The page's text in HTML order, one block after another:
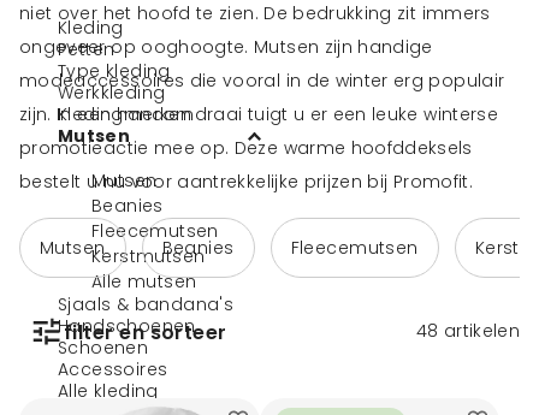
Kleding
Petten
Type kleding
Werkkleding
Kledingmerken
Mutsen
Mutsen
Beanies
Fleecemutsen
Kerstmutsen
Alle mutsen
Sjaals & bandana's
Handschoenen
Schoenen
Accessoires
Alle kleding
niet over het hoofd te zien. De bedrukking zit immers
ongeveer op ooghoogte. Mutsen zijn handige
modeaccessoires die vooral in de winter erg populair
zijn. In een handomdraai tuigt u er een leuke winterse
promotieactie mee op. Deze warme hoofddeksels
bestelt u nu voor aantrekkelijke prijzen bij Promofit.
Mutsen Beanies Fleecemutsen
filter en sorteer 48 artikelen